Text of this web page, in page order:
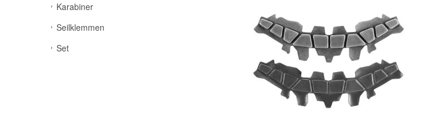
Karabiner
Seilklemmen
Set